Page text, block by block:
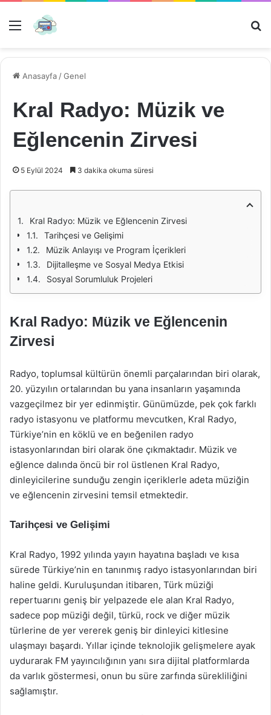
Menü
Anasayfa /Genel
Kral Radyo: Müzik ve
Eğlencenin Zirvesi
5 Eylül 2024 3 dakika okuma süresi
Kral Radyo: Müzik ve Eğlencenin Zirvesi
Tarihçesi ve Gelişimi
Müzik Anlayışı ve Program İçerikleri
Dijitalleşme ve Sosyal Medya Etkisi
Sosyal Sorumluluk Projeleri
Kral Radyo: Müzik ve Eğlencenin
Zirvesi
Radyo, toplumsal kültürün önemli parçalarından biri olarak,
20. yüzyılın ortalarından bu yana insanların yaşamında
vazgeçilmez bir yer edinmiştir. Günümüzde, pek çok farklı
radyo istasyonu ve platformu mevcutken, Kral Radyo,
Türkiye’nin en köklü ve en beğenilen radyo
istasyonlarından biri olarak öne çıkmaktadır. Müzik ve
eğlence dalında öncü bir rol üstlenen Kral Radyo,
dinleyicilerine sunduğu zengin içeriklerle adeta müziğin
ve eğlencenin zirvesini temsil etmektedir.
Tarihçesi ve Gelişimi
Kral Radyo, 1992 yılında yayın hayatına başladı ve kısa
sürede Türkiye’nin en tanınmış radyo istasyonlarından biri
haline geldi. Kuruluşundan itibaren, Türk müziği
repertuarını geniş bir yelpazede ele alan Kral Radyo,
sadece pop müziği değil, türkü, rock ve diğer müzik
türlerine de yer vererek geniş bir dinleyici kitlesine
ulaşmayı başardı. Yıllar içinde teknolojik gelişmelere ayak
uydurarak FM yayıncılığının yanı sıra dijital platformlarda
da varlık göstermesi, onun bu süre zarfında sürekliliğini
sağlamıştır.